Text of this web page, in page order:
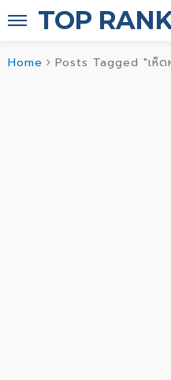
TOP
Home Posts Tagged "เห็ด